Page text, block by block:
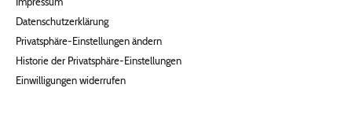
Datenschutzerklärung
Privatsphäre-Einstellungen ändern
Historie der Privatsphäre-Einstellungen
Einwilligungen widerrufen